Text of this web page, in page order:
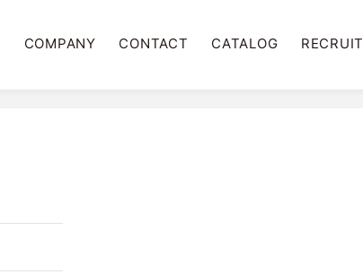
COMPANY CONTACT CATALOG RECRUIT